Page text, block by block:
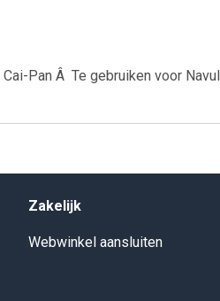
Pan Â Te gebruiken voor
Zakelijk
Webwinkel aansluiten